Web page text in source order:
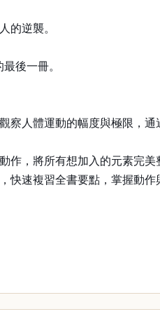
的逆襲。
後一冊。
察人體運動的幅度與極限，
，將所有想加入的元素完美
速複習全書要點，掌握動作